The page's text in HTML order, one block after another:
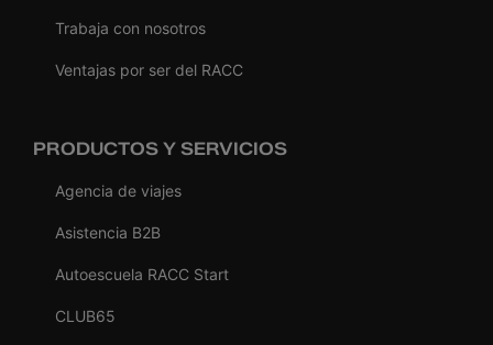
Trabaja con nosotros
Ventajas por ser del RACC
PRODUCTOS Y SERVICIOS
Agencia de viajes
Asistencia B2B
Autoescuela RACC Start
CLUB65